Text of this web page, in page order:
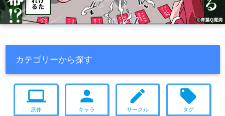
カテゴリーから探す
computer
原作
person
キャラ
create
サークル
local_offer
タグ